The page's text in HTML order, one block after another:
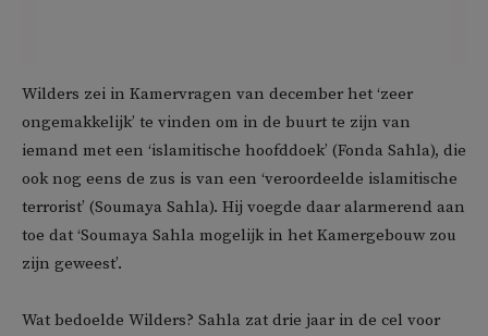
Wilders zei in Kamervragen van december het ‘zeer
ongemakkelijk’ te vinden om in de buurt te zijn van
iemand met een ‘islamitische hoofddoek’ (Fonda Sahla), die
ook nog eens de zus is van een ‘veroordeelde islamitische
terrorist’ (Soumaya Sahla). Hij voegde daar alarmerend aan
toe dat ‘Soumaya Sahla mogelijk in het Kamergebouw zou
zijn geweest’.
Wat bedoelde Wilders? Sahla zat drie jaar in de cel voor